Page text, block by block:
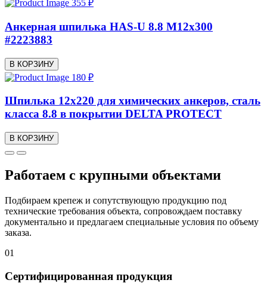
355 ₽
Анкерная шпилька HAS-U 8.8 M12x300
#2223883
В КОРЗИНУ
180 ₽
Шпилька 12x220 для химических анкеров, сталь
класса 8.8 в покрытии DELTA PROTECT
В КОРЗИНУ
Работаем с крупными объектами
Подбираем крепеж и сопутствующую продукцию под
технические требования объекта, сопровождаем поставку
документально и предлагаем специальные условия по объему
заказа.
01
Сертифицированная продукция